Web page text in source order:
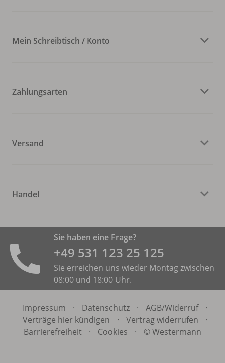
Mein Schreibtisch / Konto
Zahlungsarten
Versand
Handel
Sie haben eine Frage?
+49 531 ­123 25 125
Sie erreichen uns wieder Montag zwischen
08:00 und 18:00 Uhr.
Impressum · Datenschutz · AGB/Widerruf
·
Verträge hier kündigen
· Vertrag widerrufen
·
Barrierefreiheit
· Cookies · © Westermann